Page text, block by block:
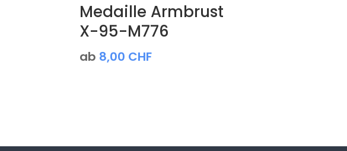
Medaille Armbrust
X-95-M776
ab 8,00 CHF